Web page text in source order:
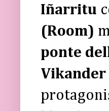
Iñarritu
(Room)
ponte